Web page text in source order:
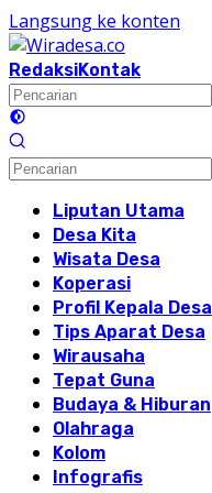
Langsung ke konten
RedaksiKontak
Liputan Utama
Desa Kita
Wisata Desa
Koperasi
Profil Kepala Desa
Tips Aparat Desa
Wirausaha
Tepat Guna
Budaya & Hiburan
Olahraga
Kolom
Infografis